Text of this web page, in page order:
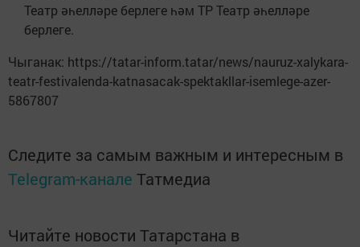
Театр әһелләре берлеге һәм ТР Театр әһелләре
берлеге.
Чыганак: https://tatar-inform.tatar/news/nauruz-xalykara-
teatr-festivalenda-katnasacak-spektakllar-isemlege-azer-
5867807
Следите за самым важным и интересным в
Telegram-канале Татмедиа
Читайте новости Татарстана в